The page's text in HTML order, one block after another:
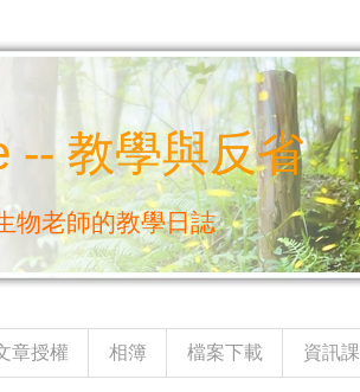
-- 教學與反省
物老師的教學日誌
章授權 相簿 檔案下載 資訊課